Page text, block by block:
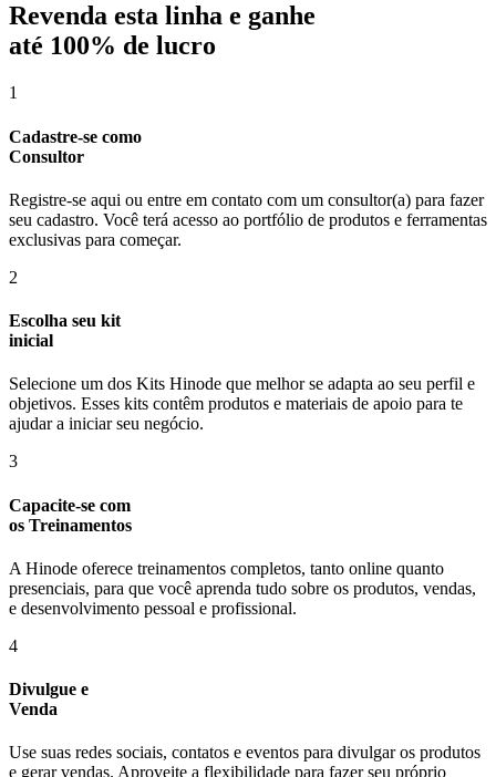
Revenda esta linha e ganhe
até 100% de lucro
1
Cadastre-se como
Consultor
Registre-se aqui ou entre em contato com um consultor(a) para fazer
seu cadastro. Você terá acesso ao portfólio de produtos e ferramentas
exclusivas para começar.
2
Escolha seu kit
inicial
Selecione um dos Kits Hinode que melhor se adapta ao seu perfil e
objetivos. Esses kits contêm produtos e materiais de apoio para te
ajudar a iniciar seu negócio.
3
Capacite-se com
os Treinamentos
A Hinode oferece treinamentos completos, tanto online quanto
presenciais, para que você aprenda tudo sobre os produtos, vendas,
e desenvolvimento pessoal e profissional.
4
Divulgue e
Venda
Use suas redes sociais, contatos e eventos para divulgar os produtos
e gerar vendas. Aproveite a flexibilidade para fazer seu próprio